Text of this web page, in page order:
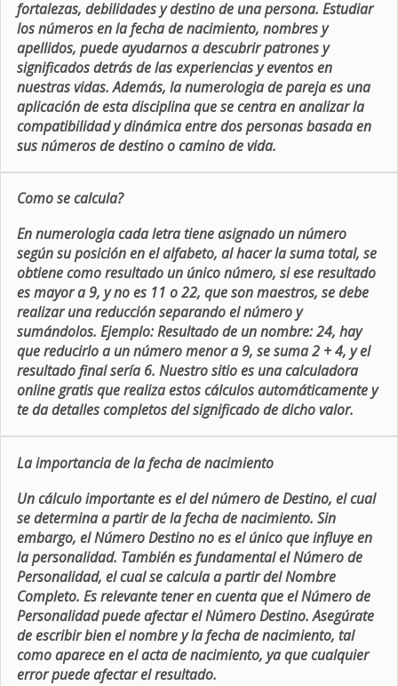
fortalezas, debilidades y destino de una persona. Estudiar
los números en la fecha de nacimiento, nombres y
apellidos, puede ayudarnos a descubrir patrones y
significados detrás de las experiencias y eventos en
nuestras vidas. Además, la numerologia de pareja es una
aplicación de esta disciplina que se centra en analizar la
compatibilidad y dinámica entre dos personas basada en
sus números de destino o camino de vida.
Como se calcula?
En numerologia cada letra tiene asignado un número
según su posición en el alfabeto, al hacer la suma total, se
obtiene como resultado un único número, si ese resultado
es mayor a 9, y no es 11 o 22, que son maestros, se debe
realizar una reducción separando el número y
sumándolos. Ejemplo: Resultado de un nombre: 24, hay
que reducirlo a un número menor a 9, se suma 2 + 4, y el
resultado final sería 6. Nuestro sitio es una calculadora
online gratis que realiza estos cálculos automáticamente y
te da detalles completos del significado de dicho valor.
La importancia de la fecha de nacimiento
Un cálculo importante es el del número de Destino, el cual
se determina a partir de la fecha de nacimiento. Sin
embargo, el Número Destino no es el único que influye en
la personalidad. También es fundamental el Número de
Personalidad, el cual se calcula a partir del Nombre
Completo. Es relevante tener en cuenta que el Número de
Personalidad puede afectar el Número Destino. Asegúrate
de escribir bien el nombre y la fecha de nacimiento, tal
como aparece en el acta de nacimiento, ya que cualquier
error puede afectar el resultado.